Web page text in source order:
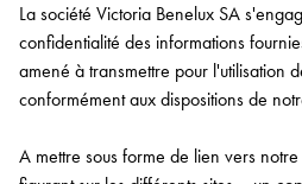
La société Victoria Benelux SA
confidentialité des informations
amené à transmettre pour l'utilisation
conformément aux dispositions de
A mettre sous forme de lien vers